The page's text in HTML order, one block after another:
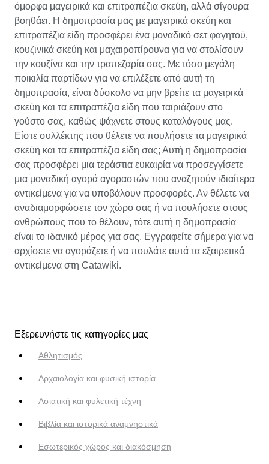
όμορφα μαγειρικά και επιτραπέζια σκεύη, αλλά σίγουρα
βοηθάει. Η δημοπρασία μας με μαγειρικά σκεύη και
επιτραπέζια είδη προσφέρει ένα μοναδικό σετ φαγητού,
κουζινικά σκεύη και μαχαιροπίρουνα για να στολίσουν
την κουζίνα και την τραπεζαρία σας. Με τόσο μεγάλη
ποικιλία παρτίδων για να επιλέξετε από αυτή τη
δημοπρασία, είναι δύσκολο να μην βρείτε τα μαγειρικά
σκεύη και τα επιτραπέζια είδη που ταιριάζουν στο
γούστο σας, καθώς ψάχνετε στους καταλόγους μας.
Είστε συλλέκτης που θέλετε να πουλήσετε τα μαγειρικά
σκεύη και τα επιτραπέζια είδη σας; Αυτή η δημοπρασία
σας προσφέρει μια τεράστια ευκαιρία να προσεγγίσετε
μια μοναδική αγορά αγοραστών που αναζητούν ιδιαίτερα
αντικείμενα για να υποβάλουν προσφορές. Αν θέλετε να
αναδιαμορφώσετε τον χώρο σας ή να πουλήσετε στους
ανθρώπους που το θέλουν, τότε αυτή η δημοπρασία
είναι το ιδανικό μέρος για σας. Εγγραφείτε σήμερα για να
αρχίσετε να αγοράζετε ή να πουλάτε αυτά τα εξαιρετικά
αντικείμενα στη Catawiki.
Εξερευνήστε τις κατηγορίες μας
Αθλητισμός
Αρχαιολογία και φυσική ιστορία
Ασιατική και φυλετική τέχνη
Βιβλία και ιστορικά αναμνηστικά
Εσωτερικός χώρος και διακόσμηση